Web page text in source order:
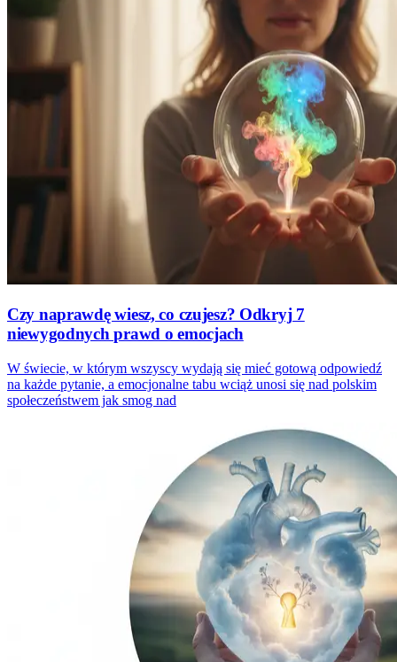
Czy naprawdę wiesz, co czujesz? Odkryj 7
niewygodnych prawd o emocjach
W świecie, w którym wszyscy wydają się mieć gotową odpowiedź
na każde pytanie, a emocjonalne tabu wciąż unosi się nad polskim
społeczeństwem jak smog nad